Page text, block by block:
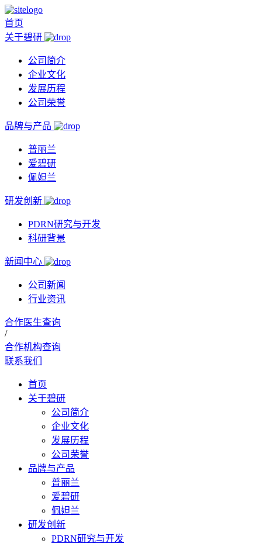
首页
关于碧研
公司简介
企业文化
发展历程
公司荣誉
品牌与产品
普丽兰
爱碧研
佩妲兰
研发创新
PDRN研究与开发
科研背景
新闻中心
公司新闻
行业资讯
合作医生查询
/
合作机构查询
联系我们
首页
关于碧研
公司简介
企业文化
发展历程
公司荣誉
品牌与产品
普丽兰
爱碧研
佩妲兰
研发创新
PDRN研究与开发